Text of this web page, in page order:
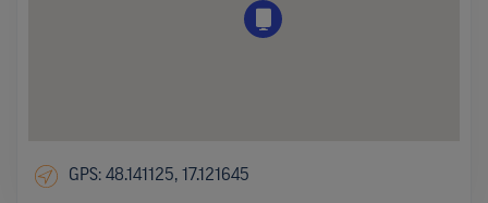
GPS: 48.141125, 17.121645